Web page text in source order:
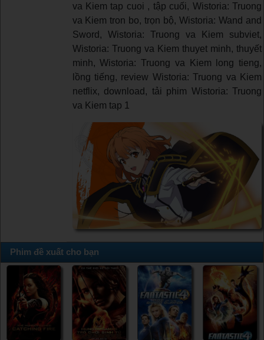
va Kiem tap cuoi , tập cuối, Wistoria: Truong
va Kiem tron bo, trọn bộ, Wistoria: Wand and
Sword, Wistoria: Truong va Kiem subviet,
Wistoria: Truong va Kiem thuyet minh, thuyết
minh, Wistoria: Truong va Kiem long tieng,
lồng tiếng, review Wistoria: Truong va Kiem
netflix, download, tải phim Wistoria: Truong
va Kiem tap 1
Phim đề xuất cho bạn